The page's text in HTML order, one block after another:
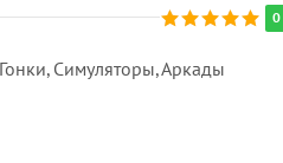
0
Симуляторы, Аркады